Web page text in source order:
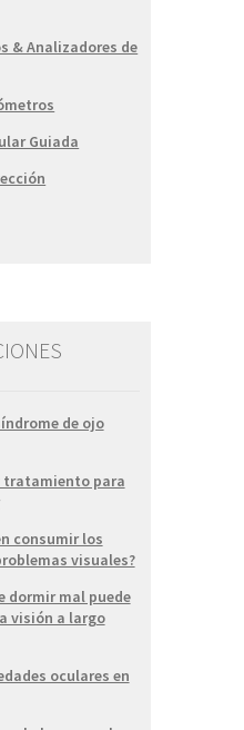
& Analizadores de
Guiada
de ojo
tratamiento para
consumir los
visuales?
dormir mal puede
visión a largo
oculares en